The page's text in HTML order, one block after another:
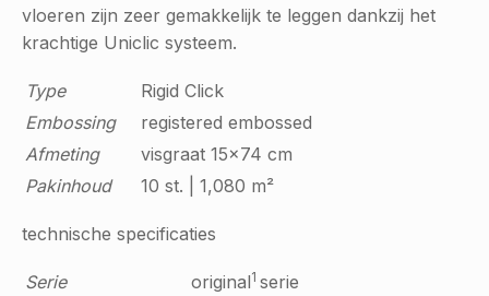
vloeren zijn zeer gemakkelijk te leggen dankzij het
krachtige Uniclic systeem.
Type
Rigid Click
Embossing
registered embossed
Afmeting
visgraat 15x74 cm
Pakinhoud
10 st. | 1,080 m²
technische specificaties
Serie original1 serie